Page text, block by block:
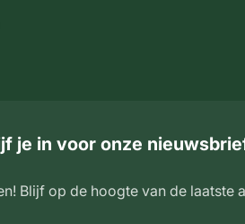
je in voor onze
Blijf op de hoogte van de laatste